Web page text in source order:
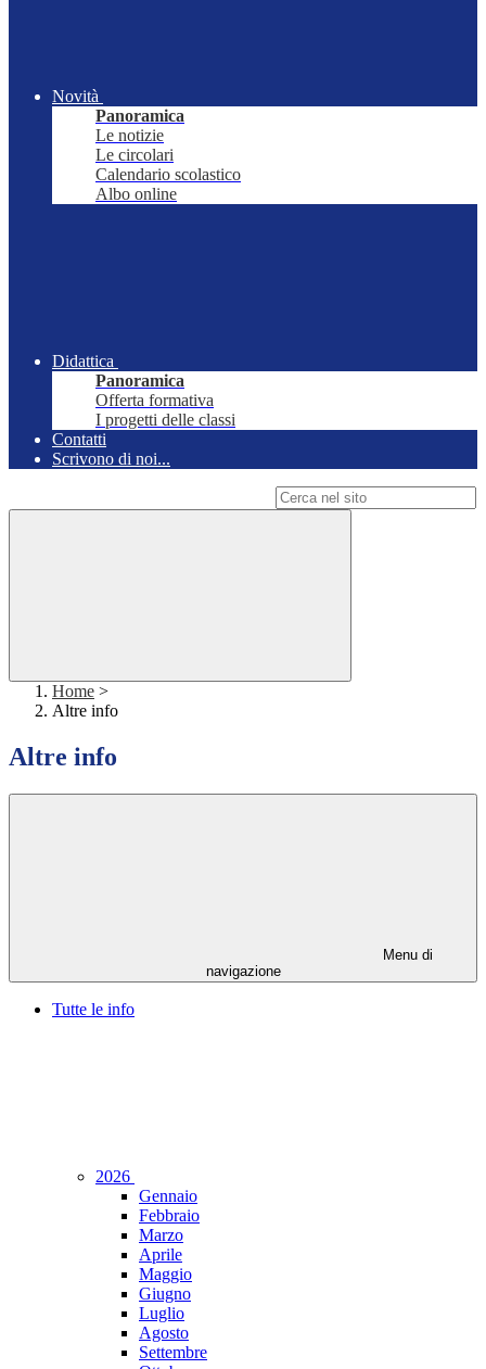
Novità
Panoramica
Le notizie
Le circolari
Calendario scolastico
Albo online
Didattica
Panoramica
Offerta formativa
I progetti delle classi
Contatti
Scrivono di noi...
Home >
Altre info
Altre info
Menu di
navigazione
Tutte le info
2026
Gennaio
Febbraio
Marzo
Aprile
Maggio
Giugno
Luglio
Agosto
Settembre